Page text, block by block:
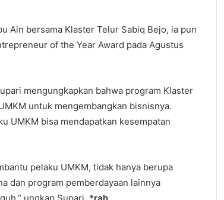
Ain bersama Klaster Telur Sabiq Bejo, ia pun
of the Year Award pada Agustus
mengungkapkan bahwa program Klaster
untuk mengembangkan bisnisnya.
UMKM bisa mendapatkan kesempatan
pelaku UMKM, tidak hanya berupa
dan program pemberdayaan lainnya